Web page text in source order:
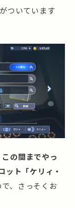
ついています
この間までやっ
ット「ケリィ・
で、さっそくお